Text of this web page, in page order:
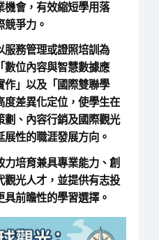
機會，有效縮短學用落
競爭力。
服務管理或證照培訓為
數位內容與智慧數據應
作」以及「國際雙聯學
度差異化定位，使學生在
劃、內容行銷及國際觀光
性的職涯發展方向。
培育兼具專業能力、創
觀光人才，並提供有志投
前瞻性的學習選擇。